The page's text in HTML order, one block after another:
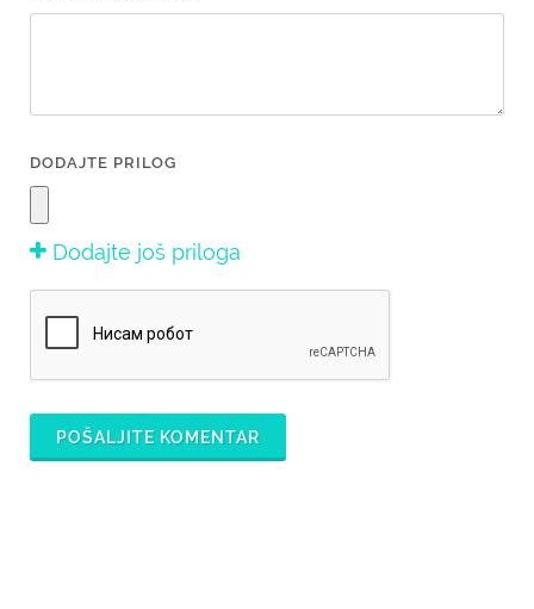
DODAJTE PRILOG
Dodajte još priloga
POŠALJITE KOMENTAR